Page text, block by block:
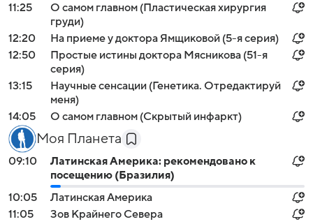
11:25
О самом главном (Пластическая хирургия
груди)
12:20
На приеме у доктора Ямщиковой (5-я серия)
12:50
Простые истины доктора Мясникова (51-я
серия)
13:15
Научные сенсации (Генетика. Отредактируй
меня)
14:05
О самом главном (Скрытый инфаркт)
Моя Планета
09:10
Латинская Америка: рекомендовано к
посещению (Бразилия)
10:05
Латинская Америка
11:05
Зов Крайнего Севера